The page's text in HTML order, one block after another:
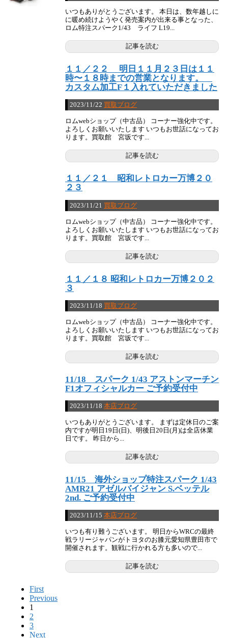
いつもありがとうございます。 本日は、数年越しに
に暖め続けようやく発売案内が出来る事となった、
ロム特注スパーク1/43 ライフ L19...
記事を読む
１１／２２ 明日１１月２３日は１１
時〜１８時までの営業となります。
カスタム加工F１入れていただきました
2023/11/22 買取ブログ
ロムwebショップ（中古品） コーナー強化中です。
よろしくお願いいたします いつもお世話になってお
ります。買取館 宮坂です...
記事を読む
１１／２１ 昭和レトロカー万博２０
２３
2023/11/21 買取ブログ
ロムwebショップ（中古品） コーナー強化中です。
よろしくお願いいたします いつもお世話になってお
ります。買取館 宮坂です...
記事を読む
１１／１８ 昭和レトロカー万博２０２
３
2023/11/18 買取ブログ
ロムwebショップ（中古品） コーナー強化中です。
よろしくお願いいたします いつもお世話になってお
ります。買取館 宮坂です...
記事を読む
11/18 スパーク 1/43 アストンマーチン
F1オフィシャルカー ご予約受付中
2023/11/18 本店ブログ
いつもありがとうございます。 まずは定休日のご案
内ですが明日19日(日)、明後日20日(月)は全店休業
日です。 昨日から...
記事を読む
11/15 海外ショップ特注スパーク 1/43
AMR21 アゼルバイジャン S.ベッテル
2nd. ご予約受付中
2023/11/15 本店ブログ
いつも有り難うございます。 明日からWRCの最終
戦ラリージャパンがトヨタのお膝元愛知県豊田市で
開催されます。観戦に行かれる方も多いので...
記事を読む
First
Previous
1
2
3
Next